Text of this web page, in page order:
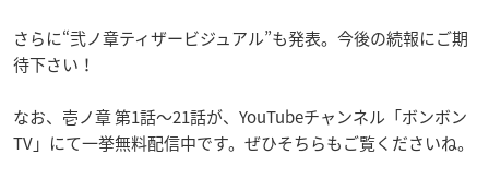
さらに“弐ノ章ティザービジュアル”も発表。今後の続報にご期
待下さい！
なお、壱ノ章 第1話～21話が、YouTubeチャンネル「ボンボン
TV」にて一挙無料配信中です。ぜひそちらもご覧くださいね。